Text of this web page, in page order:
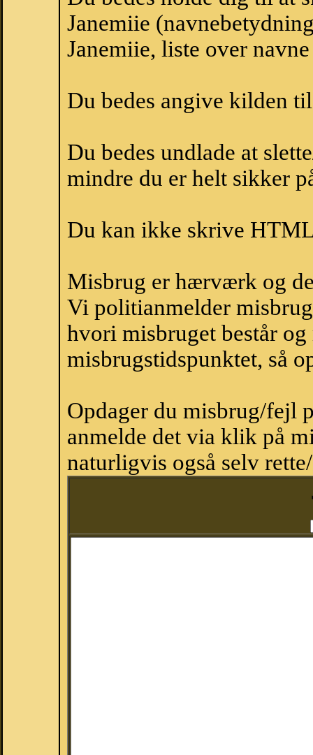
Janemiie
Janemiie, liste over
Du bedes angive kilden
Du bedes undlade at
mindre du er helt sikker
Du kan ikke skrive
Misbrug er hærværk og
Vi politianmelder
hvori misbruget består
misbrugstidspunktet, så
Opdager du misbrug/fejl
anmelde det via klik på
naturligvis også selv